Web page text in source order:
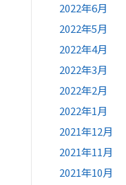
2022年6月
2022年5月
2022年4月
2022年3月
2022年2月
2022年1月
2021年12月
2021年11月
2021年10月